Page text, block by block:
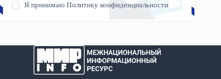
Я принимаюПолитику конфиденциальности